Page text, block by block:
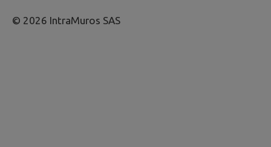
© 2026 IntraMuros SAS